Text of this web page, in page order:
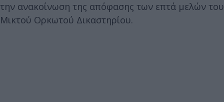
την ανακοίνωση της απόφασης των επτά μελών του
Μικτού Ορκωτού Δικαστηρίου.